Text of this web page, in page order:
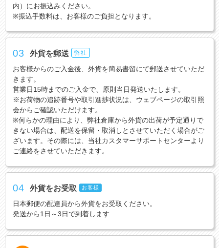
内）にお振込みください。
※振込手数料は、お客様のご負担となります。
03 外貨を郵送 弊社
お客様からのご入金後、外貨を簡易書留にて郵送させていただ
きます。
営業日15時までのご入金で、原則当日発送いたします。
※お荷物の追跡番号や取引進捗状況は、ウェブページの取引照
会からご確認いただけます。
※何らかの理由により、弊社倉庫から外貨の出荷が予定通りで
きない場合は、配送を保留・取消しとさせていただく場合がご
ざいます。その際には、当社カスタマーサポートセンターより
ご連絡をさせていただきます。
04 外貨をお受取 お客様
日本郵便の配達員から外貨をお受取ください。
発送から1日～3日で到着します